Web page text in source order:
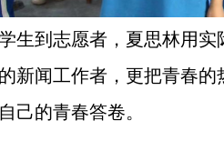
生到志愿者，夏思林用
新闻工作者，更把青春
己的青春答卷。